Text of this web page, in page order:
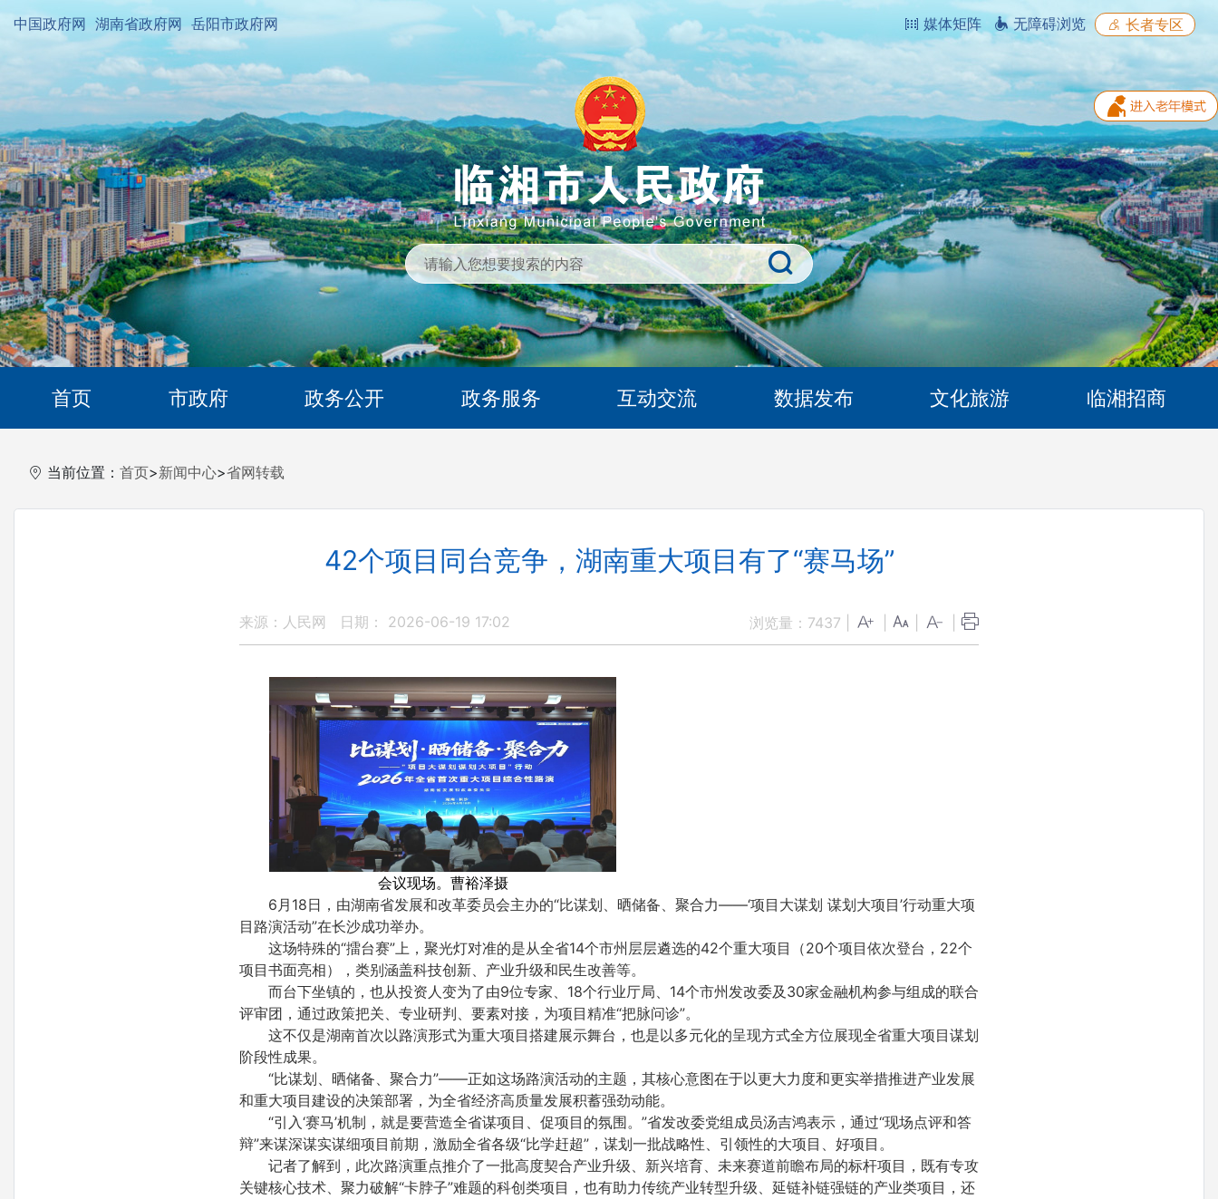
中国政府网 湖南省政府网 岳阳市政府网 媒体矩阵 无障碍浏览 长者专区
首页 市政府 政务公开 政务服务 互动交流 数据发布 文化旅游 临湘招商
当前位置： 首页>新闻中心>省网转载
42个项目同台竞争，湖南重大项目有了“赛马场”
来源：人民网 日期： 2026-06-19 17:02 浏览量： 7437
会议现场。曹裕泽摄
6月18日，由湖南省发展和改革委员会主办的“比谋划、晒储备、聚合力——‘项目大谋划 谋划大项目’行动重大项
目路演活动”在长沙成功举办。
这场特殊的“擂台赛”上，聚光灯对准的是从全省14个市州层层遴选的42个重大项目（20个项目依次登台，22个
项目书面亮相），类别涵盖科技创新、产业升级和民生改善等。
而台下坐镇的，也从投资人变为了由9位专家、18个行业厅局、14个市州发改委及30家金融机构参与组成的联合
评审团，通过政策把关、专业研判、要素对接，为项目精准“把脉问诊”。
这不仅是湖南首次以路演形式为重大项目搭建展示舞台，也是以多元化的呈现方式全方位展现全省重大项目谋划
阶段性成果。
“比谋划、晒储备、聚合力”——正如这场路演活动的主题，其核心意图在于以更大力度和更实举措推进产业发展
和重大项目建设的决策部署，为全省经济高质量发展积蓄强劲动能。
“引入‘赛马’机制，就是要营造全省谋项目、促项目的氛围。”省发改委党组成员汤吉鸿表示，通过“现场点评和答
辩”来谋深谋实谋细项目前期，激励全省各级“比学赶超”，谋划一批战略性、引领性的大项目、好项目。
记者了解到，此次路演重点推介了一批高度契合产业升级、新兴培育、未来赛道前瞻布局的标杆项目，既有专攻
关键核心技术、聚力破解“卡脖子”难题的科创类项目，也有助力传统产业转型升级、延链补链强链的产业类项目，还